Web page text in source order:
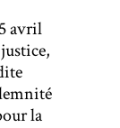
avril
la